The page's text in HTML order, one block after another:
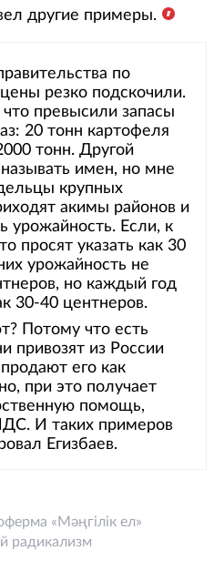
другие примеры.
по
резко подскочили.
превысили запасы
20 тонн картофеля
тонн. Другой
имен, но мне
крупных
акимы районов и
урожайность. Если, к
просят указать как 30
урожайность не
но каждый год
30-40 центнеров.
Потому что есть
привозят из России
его как
при это получает
помощь,
И таких примеров
Егизбаев.
«Мәңгілік ел»
радикализм